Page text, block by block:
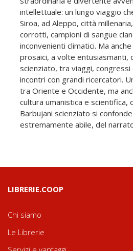
intellettuale: un lungo viaggio
Siroa, ad Aleppo, città
corrotti, campioni di sangue
inconvenienti climatici. Ma
prosaici, a volte entusiasmanti,
scienziato, tra viaggi,
incontri con grandi ricercatori.
tra Oriente e Occidente, ma
cultura umanistica e scientifica,
Barbujani scienziato si
estremamente abile, del
LIBRERIE.COOP
Chi siamo
Le Librerie